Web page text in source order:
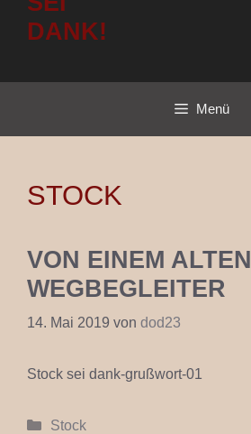
DANK!
Menü
STOCK
VON EINEM ALTEN
WEGBEGLEITER
14. Mai 2019 von dod23
Stock sei dank-grußwort-01
Kategorien
Stock